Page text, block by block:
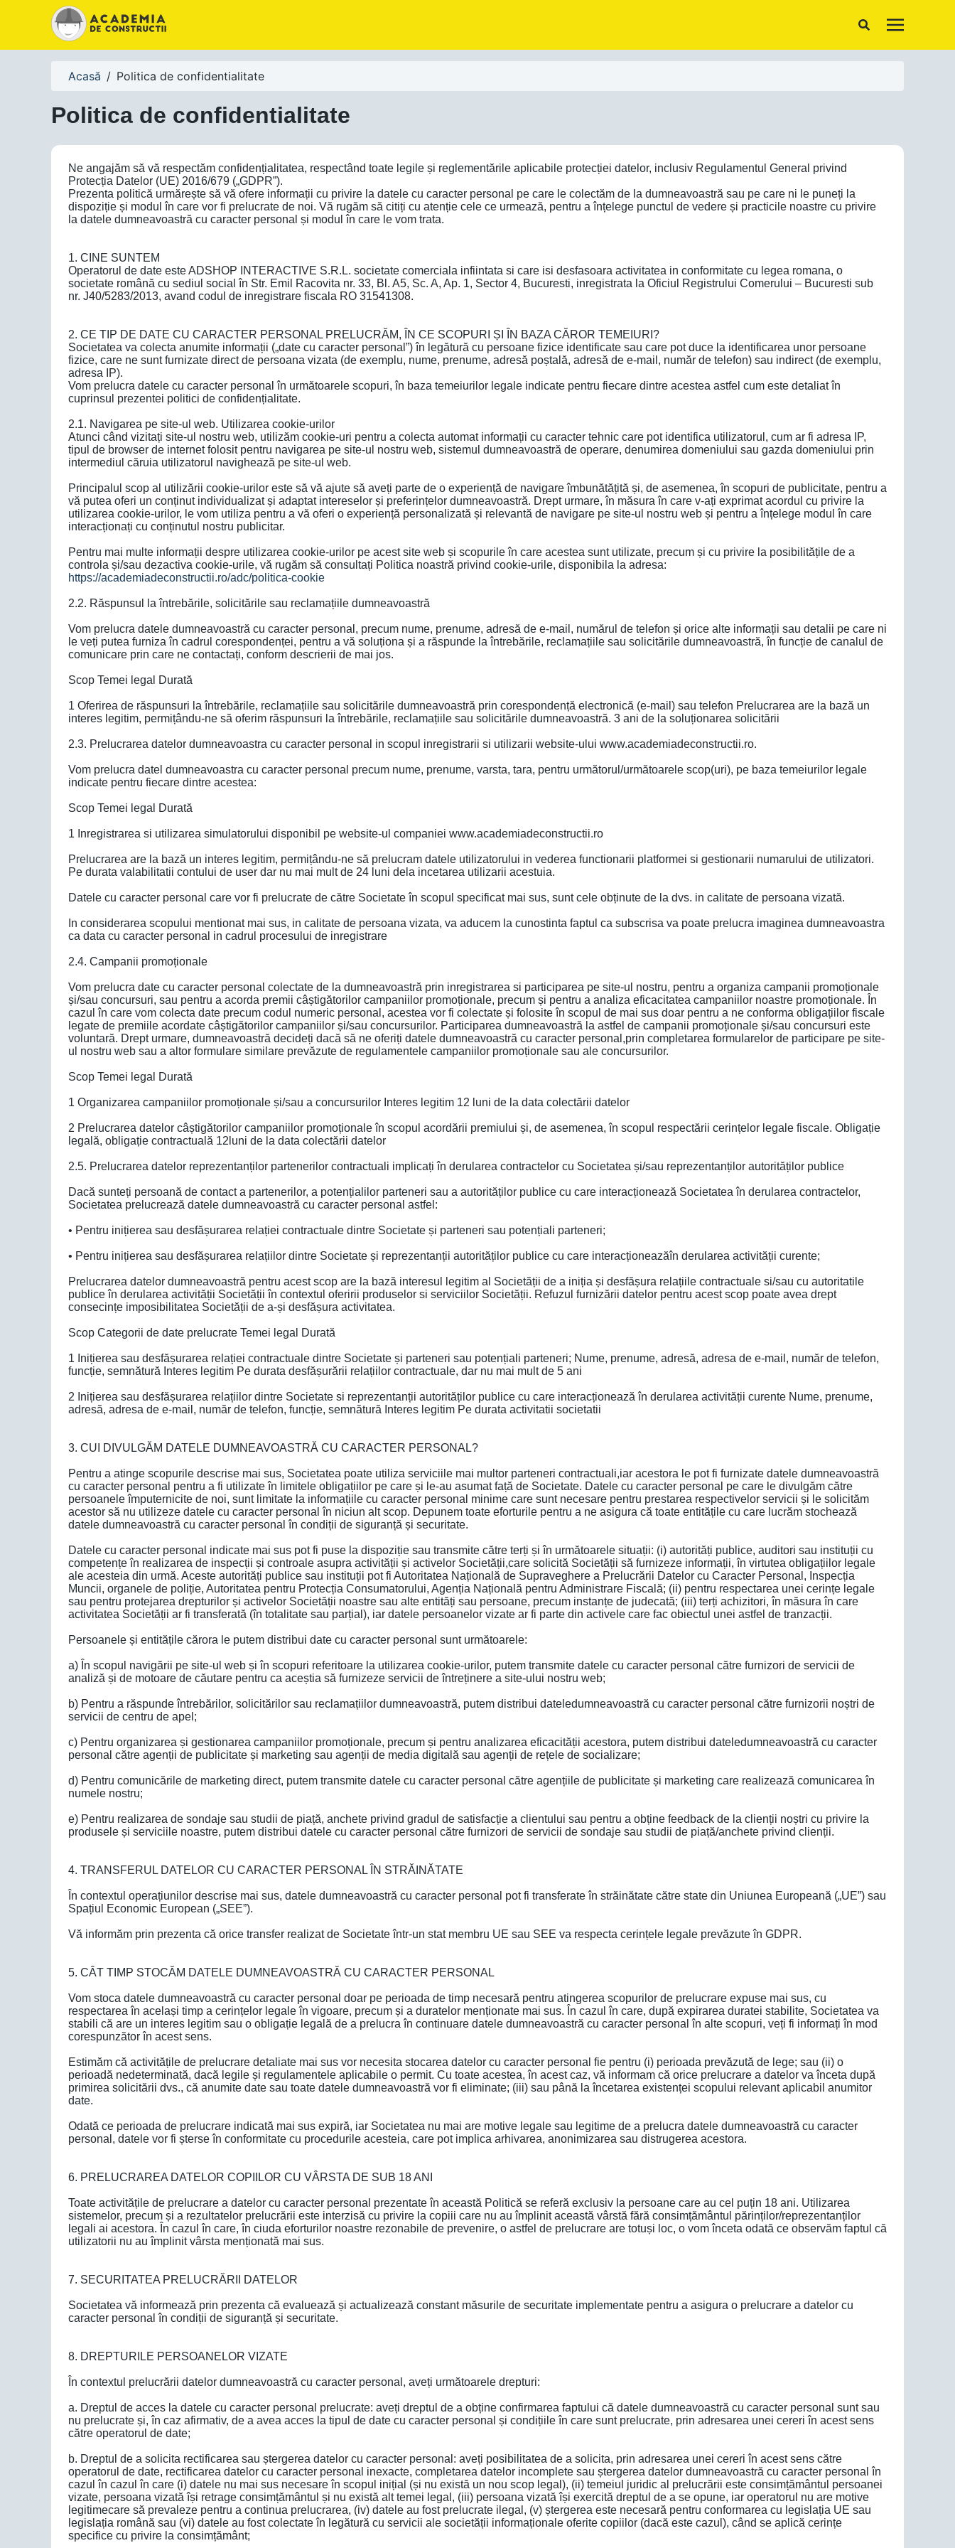
Acasă / Politica de confidentialitate
Politica de confidentialitate
Ne angajăm să vă respectăm confidențialitatea, respectând toate legile și reglementările aplicabile protecției datelor, inclusiv Regulamentul General privind
Protecția Datelor (UE) 2016/679 („GDPR”).
Prezenta politică urmărește să vă ofere informații cu privire la datele cu caracter personal pe care le colectăm de la dumneavoastră sau pe care ni le puneți la
dispoziție și modul în care vor fi prelucrate de noi. Vă rugăm să citiți cu atenție cele ce urmează, pentru a înțelege punctul de vedere și practicile noastre cu privire
la datele dumneavoastră cu caracter personal și modul în care le vom trata.
1. CINE SUNTEM
Operatorul de date este ADSHOP INTERACTIVE S.R.L. societate comerciala infiintata si care isi desfasoara activitatea in conformitate cu legea romana, o
societate română cu sediul social în Str. Emil Racovita nr. 33, Bl. A5, Sc. A, Ap. 1, Sector 4, Bucuresti, inregistrata la Oficiul Registrului Comerului – Bucuresti sub
nr. J40/5283/2013, avand codul de inregistrare fiscala RO 31541308.
2. CE TIP DE DATE CU CARACTER PERSONAL PRELUCRĂM, ÎN CE SCOPURI ȘI ÎN BAZA CĂROR TEMEIURI?
Societatea va colecta anumite informații („date cu caracter personal”) în legătură cu persoane fizice identificate sau care pot duce la identificarea unor persoane
fizice, care ne sunt furnizate direct de persoana vizata (de exemplu, nume, prenume, adresă poștală, adresă de e-mail, număr de telefon) sau indirect (de exemplu,
adresa IP).
Vom prelucra datele cu caracter personal în următoarele scopuri, în baza temeiurilor legale indicate pentru fiecare dintre acestea astfel cum este detaliat în
cuprinsul prezentei politici de confidențialitate.
2.1. Navigarea pe site-ul web. Utilizarea cookie-urilor
Atunci când vizitați site-ul nostru web, utilizăm cookie-uri pentru a colecta automat informații cu caracter tehnic care pot identifica utilizatorul, cum ar fi adresa IP,
tipul de browser de internet folosit pentru navigarea pe site-ul nostru web, sistemul dumneavoastră de operare, denumirea domeniului sau gazda domeniului prin
intermediul căruia utilizatorul navighează pe site-ul web.
Principalul scop al utilizării cookie-urilor este să vă ajute să aveți parte de o experiență de navigare îmbunătățită și, de asemenea, în scopuri de publicitate, pentru a
vă putea oferi un conținut individualizat și adaptat intereselor și preferințelor dumneavoastră. Drept urmare, în măsura în care v-ați exprimat acordul cu privire la
utilizarea cookie-urilor, le vom utiliza pentru a vă oferi o experiență personalizată și relevantă de navigare pe site-ul nostru web și pentru a înțelege modul în care
interacționați cu conținutul nostru publicitar.
Pentru mai multe informații despre utilizarea cookie-urilor pe acest site web și scopurile în care acestea sunt utilizate, precum și cu privire la posibilitățile de a
controla și/sau dezactiva cookie-urile, vă rugăm să consultați Politica noastră privind cookie-urile, disponibila la adresa:
https://academiadeconstructii.ro/adc/politica-cookie
2.2. Răspunsul la întrebările, solicitările sau reclamațiile dumneavoastră
Vom prelucra datele dumneavoastră cu caracter personal, precum nume, prenume, adresă de e-mail, numărul de telefon și orice alte informații sau detalii pe care ni
le veți putea furniza în cadrul corespondenței, pentru a vă soluționa și a răspunde la întrebările, reclamațiile sau solicitările dumneavoastră, în funcție de canalul de
comunicare prin care ne contactați, conform descrierii de mai jos.
Scop Temei legal Durată
1 Oferirea de răspunsuri la întrebările, reclamațiile sau solicitările dumneavoastră prin corespondență electronică (e-mail) sau telefon Prelucrarea are la bază un
interes legitim, permițându-ne să oferim răspunsuri la întrebările, reclamațiile sau solicitările dumneavoastră. 3 ani de la soluționarea solicitării
2.3. Prelucrarea datelor dumneavoastra cu caracter personal in scopul inregistrarii si utilizarii website-ului www.academiadeconstructii.ro.
Vom prelucra datel dumneavoastra cu caracter personal precum nume, prenume, varsta, tara, pentru următorul/următoarele scop(uri), pe baza temeiurilor legale
indicate pentru fiecare dintre acestea:
Scop Temei legal Durată
1 Inregistrarea si utilizarea simulatorului disponibil pe website-ul companiei www.academiadeconstructii.ro
Prelucrarea are la bază un interes legitim, permițându-ne să prelucram datele utilizatorului in vederea functionarii platformei si gestionarii numarului de utilizatori.
Pe durata valabilitatii contului de user dar nu mai mult de 24 luni dela incetarea utilizarii acestuia.
Datele cu caracter personal care vor fi prelucrate de către Societate în scopul specificat mai sus, sunt cele obținute de la dvs. in calitate de persoana vizată.
In considerarea scopului mentionat mai sus, in calitate de persoana vizata, va aducem la cunostinta faptul ca subscrisa va poate prelucra imaginea dumneavoastra
ca data cu caracter personal in cadrul procesului de inregistrare
2.4. Campanii promoționale
Vom prelucra date cu caracter personal colectate de la dumneavoastră prin inregistrarea si participarea pe site-ul nostru, pentru a organiza campanii promoționale
și/sau concursuri, sau pentru a acorda premii câștigătorilor campaniilor promoționale, precum și pentru a analiza eficacitatea campaniilor noastre promoționale. În
cazul în care vom colecta date precum codul numeric personal, acestea vor fi colectate și folosite în scopul de mai sus doar pentru a ne conforma obligațiilor fiscale
legate de premiile acordate câștigătorilor campaniilor și/sau concursurilor. Participarea dumneavoastră la astfel de campanii promoționale și/sau concursuri este
voluntară. Drept urmare, dumneavoastră decideți dacă să ne oferiți datele dumneavoastră cu caracter personal,prin completarea formularelor de participare pe site-
ul nostru web sau a altor formulare similare prevăzute de regulamentele campaniilor promoționale sau ale concursurilor.
Scop Temei legal Durată
1 Organizarea campaniilor promoționale și/sau a concursurilor Interes legitim 12 luni de la data colectării datelor
2 Prelucrarea datelor câștigătorilor campaniilor promoționale în scopul acordării premiului și, de asemenea, în scopul respectării cerințelor legale fiscale. Obligație
legală, obligație contractuală 12luni de la data colectării datelor
2.5. Prelucrarea datelor reprezentanților partenerilor contractuali implicați în derularea contractelor cu Societatea și/sau reprezentanților autorităților publice
Dacă sunteți persoană de contact a partenerilor, a potențialilor parteneri sau a autorităților publice cu care interacționează Societatea în derularea contractelor,
Societatea prelucrează datele dumneavoastră cu caracter personal astfel:
• Pentru inițierea sau desfășurarea relației contractuale dintre Societate și parteneri sau potențiali parteneri;
• Pentru inițierea sau desfășurarea relațiilor dintre Societate și reprezentanții autorităților publice cu care interacționeazăîn derularea activității curente;
Prelucrarea datelor dumneavoastră pentru acest scop are la bază interesul legitim al Societății de a iniția și desfășura relațiile contractuale si/sau cu autoritatile
publice în derularea activității Societății în contextul oferirii produselor si serviciilor Societății. Refuzul furnizării datelor pentru acest scop poate avea drept
consecințe imposibilitatea Societății de a-și desfășura activitatea.
Scop Categorii de date prelucrate Temei legal Durată
1 Inițierea sau desfășurarea relației contractuale dintre Societate și parteneri sau potențiali parteneri; Nume, prenume, adresă, adresa de e-mail, număr de telefon,
funcție, semnătură Interes legitim Pe durata desfășurării relațiilor contractuale, dar nu mai mult de 5 ani
2 Inițierea sau desfășurarea relațiilor dintre Societate si reprezentanții autorităților publice cu care interacționează în derularea activității curente Nume, prenume,
adresă, adresa de e-mail, număr de telefon, funcție, semnătură Interes legitim Pe durata activitatii societatii
3. CUI DIVULGĂM DATELE DUMNEAVOASTRĂ CU CARACTER PERSONAL?
Pentru a atinge scopurile descrise mai sus, Societatea poate utiliza serviciile mai multor parteneri contractuali,iar acestora le pot fi furnizate datele dumneavoastră
cu caracter personal pentru a fi utilizate în limitele obligațiilor pe care și le-au asumat față de Societate. Datele cu caracter personal pe care le divulgăm către
persoanele împuternicite de noi, sunt limitate la informațiile cu caracter personal minime care sunt necesare pentru prestarea respectivelor servicii și le solicităm
acestor să nu utilizeze datele cu caracter personal în niciun alt scop. Depunem toate eforturile pentru a ne asigura că toate entitățile cu care lucrăm stochează
datele dumneavoastră cu caracter personal în condiții de siguranță și securitate.
Datele cu caracter personal indicate mai sus pot fi puse la dispoziție sau transmite către terți și în următoarele situații: (i) autorități publice, auditori sau instituții cu
competențe în realizarea de inspecții și controale asupra activității și activelor Societății,care solicită Societății să furnizeze informații, în virtutea obligațiilor legale
ale acesteia din urmă. Aceste autorități publice sau instituții pot fi Autoritatea Națională de Supraveghere a Prelucrării Datelor cu Caracter Personal, Inspecția
Muncii, organele de poliție, Autoritatea pentru Protecția Consumatorului, Agenția Națională pentru Administrare Fiscală; (ii) pentru respectarea unei cerințe legale
sau pentru protejarea drepturilor și activelor Societății noastre sau alte entități sau persoane, precum instanțe de judecată; (iii) terți achizitori, în măsura în care
activitatea Societății ar fi transferată (în totalitate sau parțial), iar datele persoanelor vizate ar fi parte din activele care fac obiectul unei astfel de tranzacții.
Persoanele și entitățile cărora le putem distribui date cu caracter personal sunt următoarele:
a) În scopul navigării pe site-ul web și în scopuri referitoare la utilizarea cookie-urilor, putem transmite datele cu caracter personal către furnizori de servicii de
analiză și de motoare de căutare pentru ca aceștia să furnizeze servicii de întreținere a site-ului nostru web;
b) Pentru a răspunde întrebărilor, solicitărilor sau reclamațiilor dumneavoastră, putem distribui dateledumneavoastră cu caracter personal către furnizorii noștri de
servicii de centru de apel;
c) Pentru organizarea și gestionarea campaniilor promoționale, precum și pentru analizarea eficacității acestora, putem distribui dateledumneavoastră cu caracter
personal către agenții de publicitate și marketing sau agenții de media digitală sau agenții de rețele de socializare;
d) Pentru comunicările de marketing direct, putem transmite datele cu caracter personal către agențiile de publicitate și marketing care realizează comunicarea în
numele nostru;
e) Pentru realizarea de sondaje sau studii de piață, anchete privind gradul de satisfacție a clientului sau pentru a obține feedback de la clienții noștri cu privire la
produsele și serviciile noastre, putem distribui datele cu caracter personal către furnizori de servicii de sondaje sau studii de piață/anchete privind clienții.
4. TRANSFERUL DATELOR CU CARACTER PERSONAL ÎN STRĂINĂTATE
În contextul operațiunilor descrise mai sus, datele dumneavoastră cu caracter personal pot fi transferate în străinătate către state din Uniunea Europeană („UE”) sau
Spațiul Economic European („SEE”).
Vă informăm prin prezenta că orice transfer realizat de Societate într-un stat membru UE sau SEE va respecta cerințele legale prevăzute în GDPR.
5. CÂT TIMP STOCĂM DATELE DUMNEAVOASTRĂ CU CARACTER PERSONAL
Vom stoca datele dumneavoastră cu caracter personal doar pe perioada de timp necesară pentru atingerea scopurilor de prelucrare expuse mai sus, cu
respectarea în același timp a cerințelor legale în vigoare, precum și a duratelor menționate mai sus. În cazul în care, după expirarea duratei stabilite, Societatea va
stabili că are un interes legitim sau o obligație legală de a prelucra în continuare datele dumneavoastră cu caracter personal în alte scopuri, veți fi informați în mod
corespunzător în acest sens.
Estimăm că activitățile de prelucrare detaliate mai sus vor necesita stocarea datelor cu caracter personal fie pentru (i) perioada prevăzută de lege; sau (ii) o
perioadă nedeterminată, dacă legile și regulamentele aplicabile o permit. Cu toate acestea, în acest caz, vă informam că orice prelucrare a datelor va înceta după
primirea solicitării dvs., că anumite date sau toate datele dumneavoastră vor fi eliminate; (iii) sau până la încetarea existenței scopului relevant aplicabil anumitor
date.
Odată ce perioada de prelucrare indicată mai sus expiră, iar Societatea nu mai are motive legale sau legitime de a prelucra datele dumneavoastră cu caracter
personal, datele vor fi șterse în conformitate cu procedurile acesteia, care pot implica arhivarea, anonimizarea sau distrugerea acestora.
6. PRELUCRAREA DATELOR COPIILOR CU VÂRSTA DE SUB 18 ANI
Toate activitățile de prelucrare a datelor cu caracter personal prezentate în această Politică se referă exclusiv la persoane care au cel puțin 18 ani. Utilizarea
sistemelor, precum și a rezultatelor prelucrării este interzisă cu privire la copiii care nu au împlinit această vârstă fără consimțământul părinților/reprezentanților
legali ai acestora. În cazul în care, în ciuda eforturilor noastre rezonabile de prevenire, o astfel de prelucrare are totuși loc, o vom înceta odată ce observăm faptul că
utilizatorii nu au împlinit vârsta menționată mai sus.
7. SECURITATEA PRELUCRĂRII DATELOR
Societatea vă informează prin prezenta că evaluează și actualizează constant măsurile de securitate implementate pentru a asigura o prelucrare a datelor cu
caracter personal în condiții de siguranță și securitate.
8. DREPTURILE PERSOANELOR VIZATE
În contextul prelucrării datelor dumneavoastră cu caracter personal, aveți următoarele drepturi:
a. Dreptul de acces la datele cu caracter personal prelucrate: aveți dreptul de a obține confirmarea faptului că datele dumneavoastră cu caracter personal sunt sau
nu prelucrate și, în caz afirmativ, de a avea acces la tipul de date cu caracter personal și condițiile în care sunt prelucrate, prin adresarea unei cereri în acest sens
către operatorul de date;
b. Dreptul de a solicita rectificarea sau ștergerea datelor cu caracter personal: aveți posibilitatea de a solicita, prin adresarea unei cereri în acest sens către
operatorul de date, rectificarea datelor cu caracter personal inexacte, completarea datelor incomplete sau ștergerea datelor dumneavoastră cu caracter personal în
cazul în cazul în care (i) datele nu mai sus necesare în scopul inițial (și nu există un nou scop legal), (ii) temeiul juridic al prelucrării este consimțământul persoanei
vizate, persoana vizată își retrage consimțământul și nu există alt temei legal, (iii) persoana vizată își exercită dreptul de a se opune, iar operatorul nu are motive
legitimecare să prevaleze pentru a continua prelucrarea, (iv) datele au fost prelucrate ilegal, (v) ștergerea este necesară pentru conformarea cu legislația UE sau
legislația română sau (vi) datele au fost colectate în legătură cu servicii ale societății informaționale oferite copiilor (dacă este cazul), când se aplică cerințe
specifice cu privire la consimțământ;